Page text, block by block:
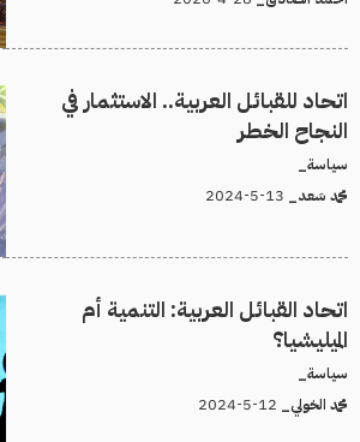
اتحاد للقبائل العربية.. الاستثمار في
النجاح الخطر
سياسة_
محمد سَعد_
اتحاد القبائل العربية: التنمية أم
الميليشيا؟
سياسة_
محمد الخولي_